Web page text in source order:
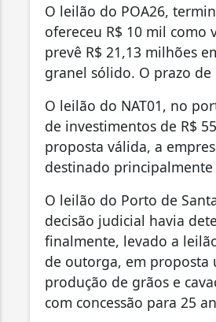
O leilão do POA26,
ofereceu R$ 10 mil como
prevê R$ 21,13 milhões
granel sólido. O prazo de
O leilão do NAT01, no
de investimentos de R$
proposta válida, a
destinado
O leilão do Porto de
decisão judicial havia
finalmente, levado a
de outorga, em proposta
produção de grãos e
com concessão para 25